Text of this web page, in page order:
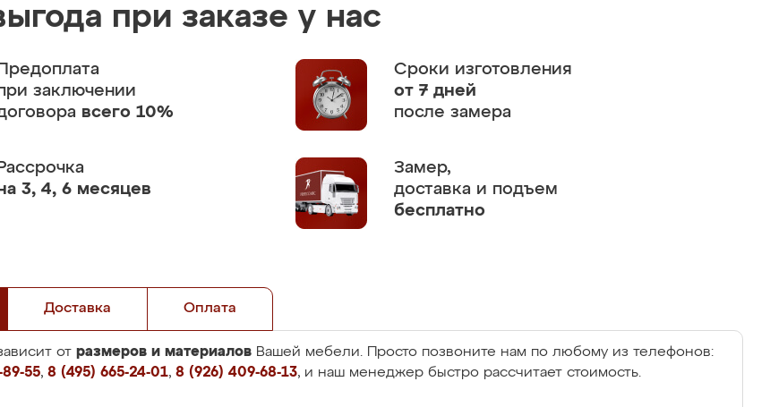
при заказе у нас
Предоплата
заключении
всего 10%
Сроки изготовления
от 7 дней
после замера
Рассрочка
3, 4, 6 месяцев
Замер,
доставка и подъем
бесплатно
Доставка Оплата
от размеров и материалов Вашей мебели. Просто позвоните нам по любому из телефонов:
55, 8 (495) 665-24-01, 8 (926) 409-68-13, и наш менеджер быстро рассчитает стоимость.